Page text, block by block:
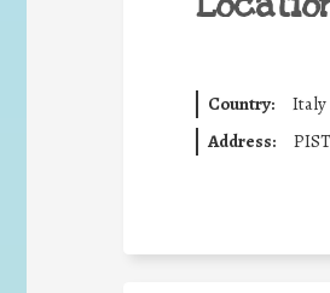
Country:
Italy
Address: